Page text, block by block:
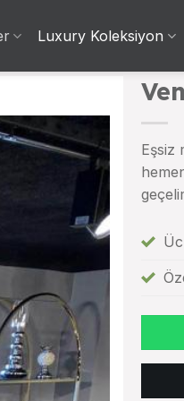
Luxury Koleksiyon
Eşsiz